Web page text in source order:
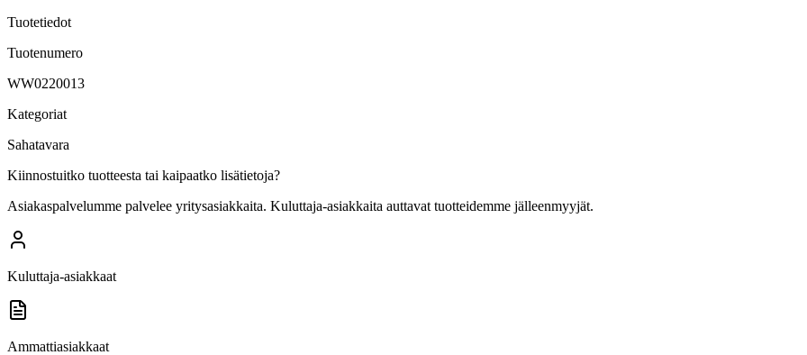
Tuotetiedot
Tuotenumero
WW0220013
Kategoriat
Sahatavara
Kiinnostuitko tuotteesta tai kaipaatko lisätietoja?
Asiakaspalvelumme palvelee yritysasiakkaita. Kuluttaja-asiakkaita auttavat tuotteidemme jälleenmyyjät.
Kuluttaja-asiakkaat
Ammattiasiakkaat